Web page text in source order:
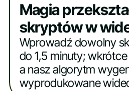
Magia
skryptów w
Wprowadź dowolny
do 1,5 minuty;
a nasz algorytm
wyprodukowane